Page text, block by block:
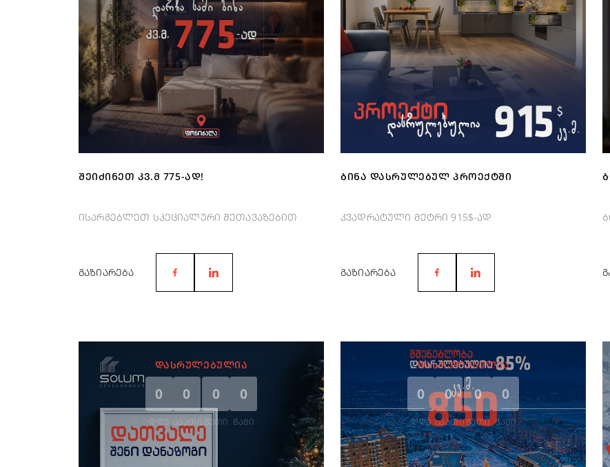
ᲨᲔᲘᲫᲘᲜᲔᲗ ᲙᲕ.Მ 775-ᲐᲓ!
ისარგებლეთ სპეციალური შეთავაზებით
ᲒᲐᲖᲘᲐᲠᲔᲑᲐ
ᲑᲘᲜᲐ ᲓᲐᲡᲠᲣᲚᲔᲑᲣᲚ ᲞᲠᲝᲔᲥᲢᲨᲘ
კვადრატული მეტრი 915$-ად
ᲒᲐᲖᲘᲐᲠᲔᲑᲐ
ᲓᲐᲡᲠᲣᲚᲔᲑᲣᲚᲘᲐ
0
ᲓᲦᲔ
0
ᲡᲐᲐᲗᲘ
0
ᲬᲣᲗᲘ
0
ᲬᲐᲛᲘ
ᲓᲐᲡᲠᲣᲚᲔᲑᲣᲚᲘᲐ
0
ᲓᲦᲔ
0
ᲡᲐᲐᲗᲘ
0
ᲬᲣᲗᲘ
0
ᲬᲐᲛᲘ